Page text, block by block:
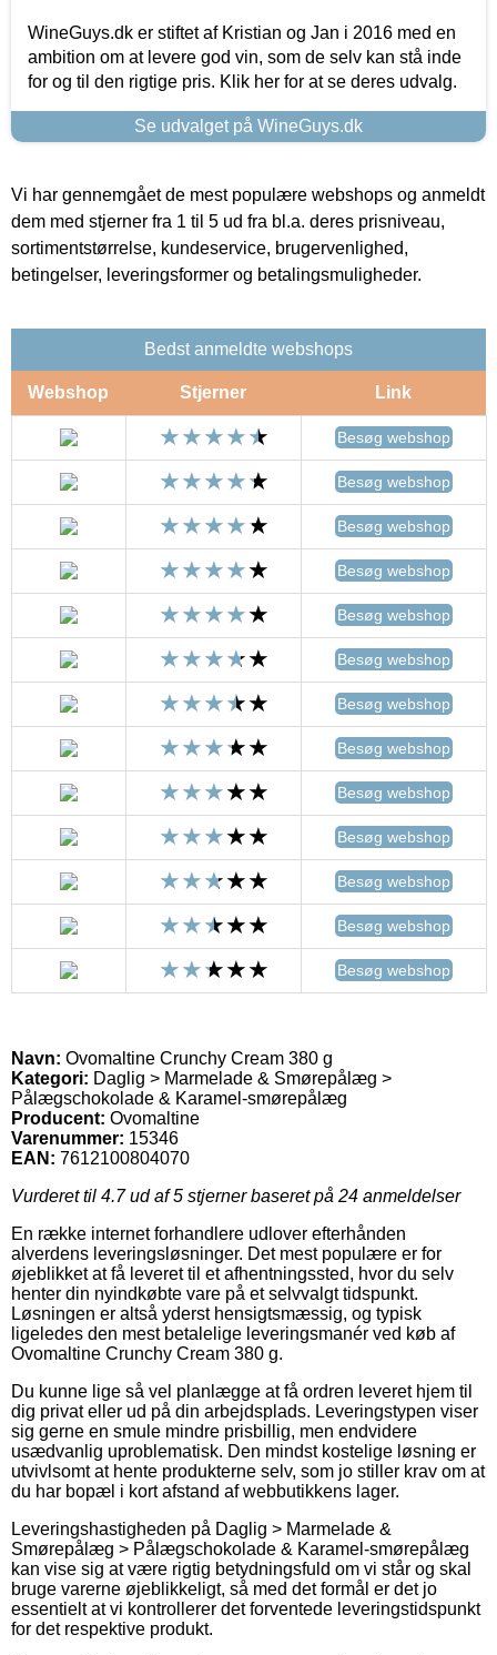
WineGuys.dk er stiftet af Kristian og Jan i 2016 med en
ambition om at levere god vin, som de selv kan stå inde
for og til den rigtige pris. Klik her for at se deres udvalg.
Se udvalget på WineGuys.dk
Vi har gennemgået de mest populære webshops og anmeldt
dem med stjerner fra 1 til 5 ud fra bl.a. deres prisniveau,
sortimentstørrelse, kundeservice, brugervenlighed,
betingelser, leveringsformer og betalingsmuligheder.
Bedst anmeldte webshops
Webshop Stjerner Link
Besøg webshop
Besøg webshop
Besøg webshop
Besøg webshop
Besøg webshop
Besøg webshop
Besøg webshop
Besøg webshop
Besøg webshop
Besøg webshop
Besøg webshop
Besøg webshop
Besøg webshop
Navn: Ovomaltine Crunchy Cream 380 g
Kategori: Daglig > Marmelade & Smørepålæg >
Pålægschokolade & Karamel-smørepålæg
Producent: Ovomaltine
Varenummer: 15346
EAN: 7612100804070
Vurderet til 4.7ud af 5 stjerner baseret på 24 anmeldelser
En række internet forhandlere udlover efterhånden
alverdens leveringsløsninger. Det mest populære er for
øjeblikket at få leveret til et afhentningssted, hvor du selv
henter din nyindkøbte vare på et selvvalgt tidspunkt.
Løsningen er altså yderst hensigtsmæssig, og typisk
ligeledes den mest betalelige leveringsmanér ved køb af
Ovomaltine Crunchy Cream 380 g.
Du kunne lige så vel planlægge at få ordren leveret hjem til
dig privat eller ud på din arbejdsplads. Leveringstypen viser
sig gerne en smule mindre prisbillig, men endvidere
usædvanlig uproblematisk. Den mindst kostelige løsning er
utvivlsomt at hente produkterne selv, som jo stiller krav om at
du har bopæl i kort afstand af webbutikkens lager.
Leveringshastigheden på Daglig > Marmelade &
Smørepålæg > Pålægschokolade & Karamel-smørepålæg
kan vise sig at være rigtig betydningsfuld om vi står og skal
bruge varerne øjeblikkeligt, så med det formål er det jo
essentielt at vi kontrollerer det forventede leveringstidspunkt
for det respektive produkt.